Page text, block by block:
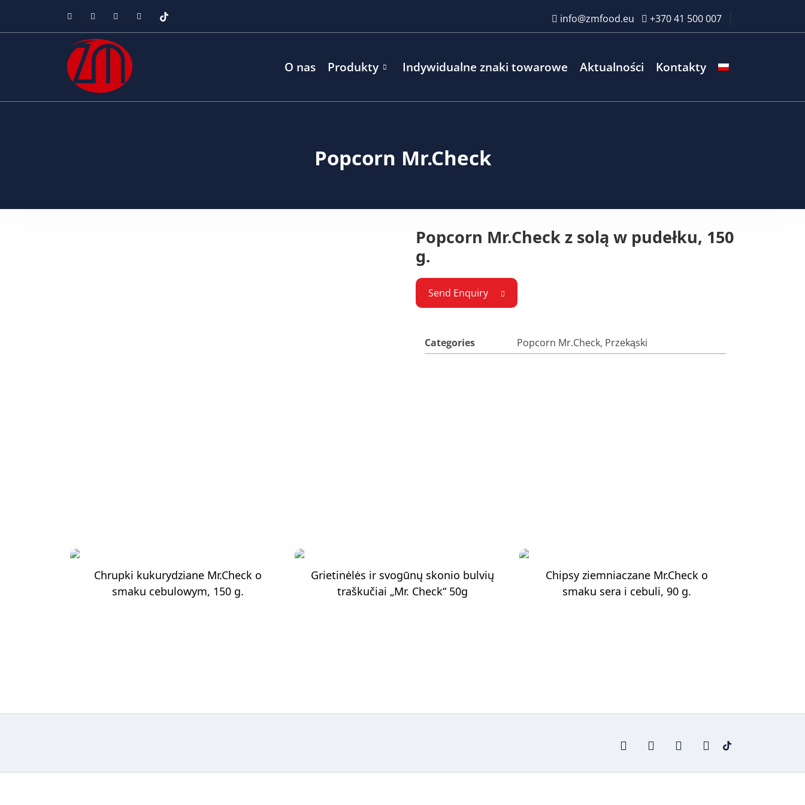
info@zmfood.eu +370 41 500 007
O nas Produkty Indywidualne znaki towarowe Aktualności Kontakty
Popcorn Mr.Check
Popcorn Mr.Check z solą w pudełku, 150
g.
Send Enquiry
Categories Popcorn Mr.Check, Przekąski
Chrupki kukurydziane Mr.Check o
smaku cebulowym, 150 g.
Grietinėlės ir svogūnų skonio bulvių
traškučiai „Mr. Check“ 50g
Chipsy ziemniaczane Mr.Check o
smaku sera i cebuli, 90 g.